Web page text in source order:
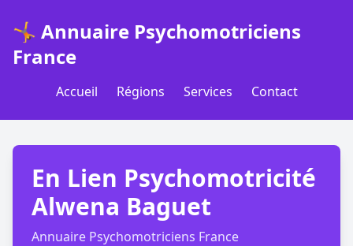
🤸 Annuaire Psychomotriciens
France
Accueil Régions Services Contact
En Lien Psychomotricité
Alwena Baguet
Annuaire Psychomotriciens France